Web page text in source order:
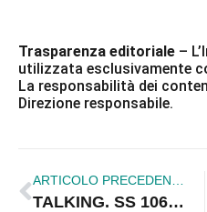
Trasparenza editoriale –
utilizzata esclusivamente
La responsabilità dei
Direzione responsabile.
TALKING. SS 106: IMMAGINI NUOVO TRACCIATO A 4 CORSIE RIACE-LOCRI, GLI SVINCOLI, LE ROTATORIE, IL MACROLOTTO ROSETO-SIBARI